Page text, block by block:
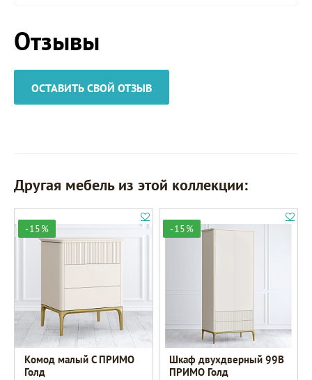
Отзывы
ОСТАВИТЬ СВОЙ ОТЗЫВ
Другая мебель из этой коллекции:
-15%
Комод малый C ПРИМО
Голд
-15%
Шкаф двухдверный 99B
ПРИМО Голд